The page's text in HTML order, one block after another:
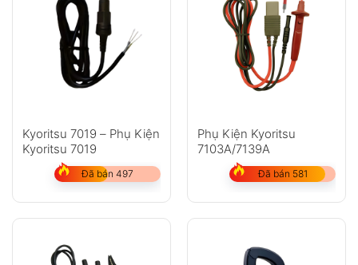
Kyoritsu 7019 – Phụ Kiện
Kyoritsu 7019
Đã bán 497
Phụ Kiện Kyoritsu
7103A/7139A
Đã bán 581